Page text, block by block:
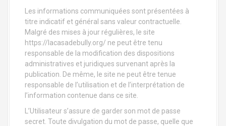
Les informations communiquées sont présentées à
titre indicatif et général sans valeur contractuelle.
Malgré des mises à jour régulières, le site
https://lacasadebully.org/ ne peut être tenu
responsable de la modification des dispositions
administratives et juridiques survenant après la
publication. De même, le site ne peut être tenue
responsable de l’utilisation et de l’interprétation de
l’information contenue dans ce site.
L’Utilisateur s’assure de garder son mot de passe
secret. Toute divulgation du mot de passe, quelle que